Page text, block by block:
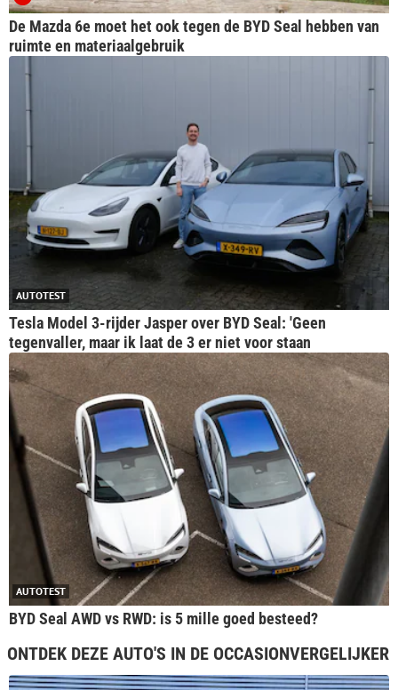
De Mazda 6e moet het ook tegen de BYD Seal hebben van
ruimte en materiaalgebruik
AUTOTEST
Tesla Model 3-rijder Jasper over BYD Seal: 'Geen
tegenvaller, maar ik laat de 3 er niet voor staan
AUTOTEST
BYD Seal AWD vs RWD: is 5 mille goed besteed?
ONTDEK DEZE AUTO'S IN DE OCCASIONVERGELIJKER